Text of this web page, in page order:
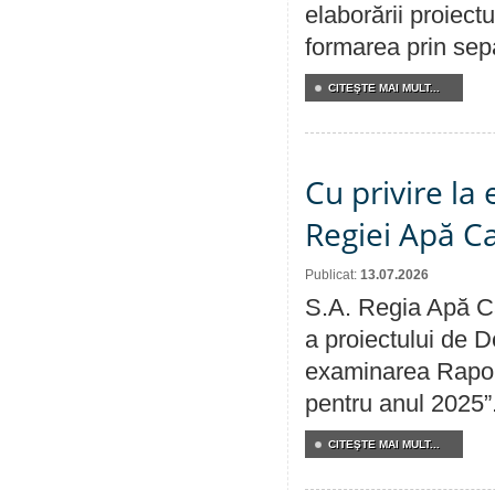
elaborării
formarea prin
CITEŞTE MAI MULT...
Cu privire la
Regiei Apă
Publicat: 13.07.2026
S.A. Regia Apă
a proiectului de
examinarea
pentru anul
CITEŞTE MAI MULT...